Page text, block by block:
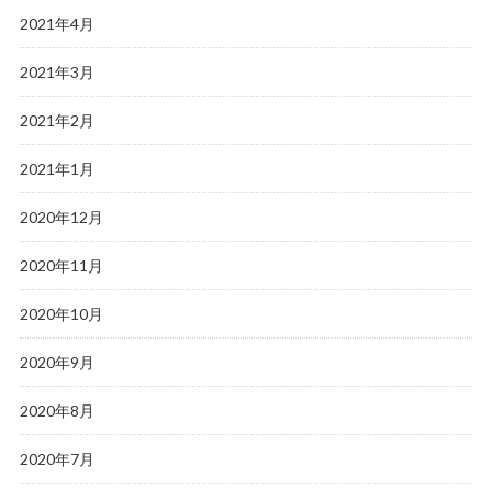
2021年4月
2021年3月
2021年2月
2021年1月
2020年12月
2020年11月
2020年10月
2020年9月
2020年8月
2020年7月